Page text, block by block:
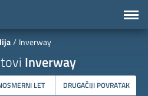
Inverway
Inverway
LET DRUGAČIJI POVRATAK